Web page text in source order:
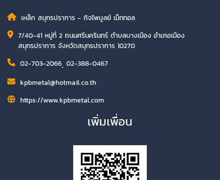
เหล็ก สมุทรปราการ - กิจไพบูลย์ เม็ททอล
7/40-41 หมู่ที่ 2 ถนนศรีนครินทร์ ตำบลบางเมือง อำเภอเมือง
สมุทรปราการ จังหวัดสมุทรปราการ 10270
02-703-2066, 02-388-0467
kpbmetal@hotmail.co.th
https://www.kpbmetal.com
เพิ่มเพื่อน